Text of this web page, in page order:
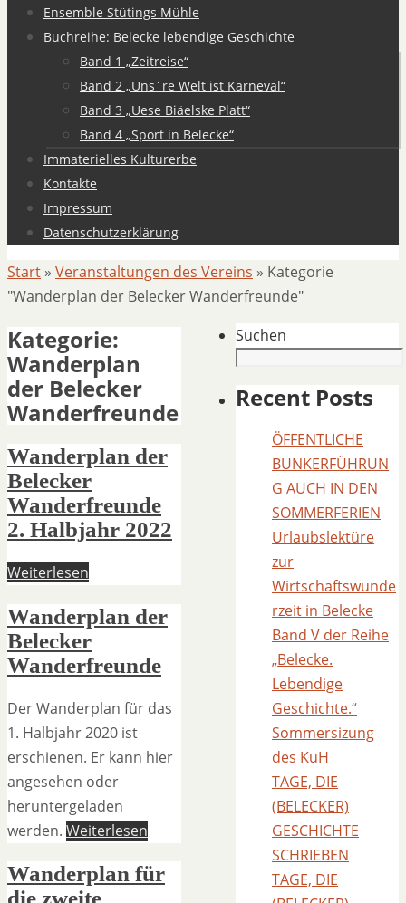
Ensemble Stütings Mühle
Buchreihe: Belecke lebendige Geschichte
Band 1 „Zeitreise“
Band 2 „Uns´re Welt ist Karneval“
Band 3 „Uese Biäelske Platt“
Band 4 „Sport in Belecke“
Immaterielles Kulturerbe
Kontakte
Impressum
Datenschutzerklärung
Start » Veranstaltungen des Vereins » Kategorie
"Wanderplan der Belecker Wanderfreunde"
Kategorie:
Wanderplan
der Belecker
Wanderfreunde
Wanderplan der
Belecker
Wanderfreunde
2. Halbjahr 2022
Weiterlesen
Wanderplan der
Belecker
Wanderfreunde
Der Wanderplan für das
1. Halbjahr 2020 ist
erschienen. Er kann hier
angesehen oder
heruntergeladen
werden. Weiterlesen
Wanderplan für
Suchen
Recent Posts
ÖFFENTLICHE
BUNKERFÜHRUN
G AUCH IN DEN
SOMMERFERIEN
Urlaubslektüre
zur
Wirtschaftswunde
rzeit in Belecke
Band V der Reihe
„Belecke.
Lebendige
Geschichte.“
Sommersizung
des KuH
TAGE, DIE
(BELECKER)
GESCHICHTE
SCHRIEBEN
TAGE, DIE